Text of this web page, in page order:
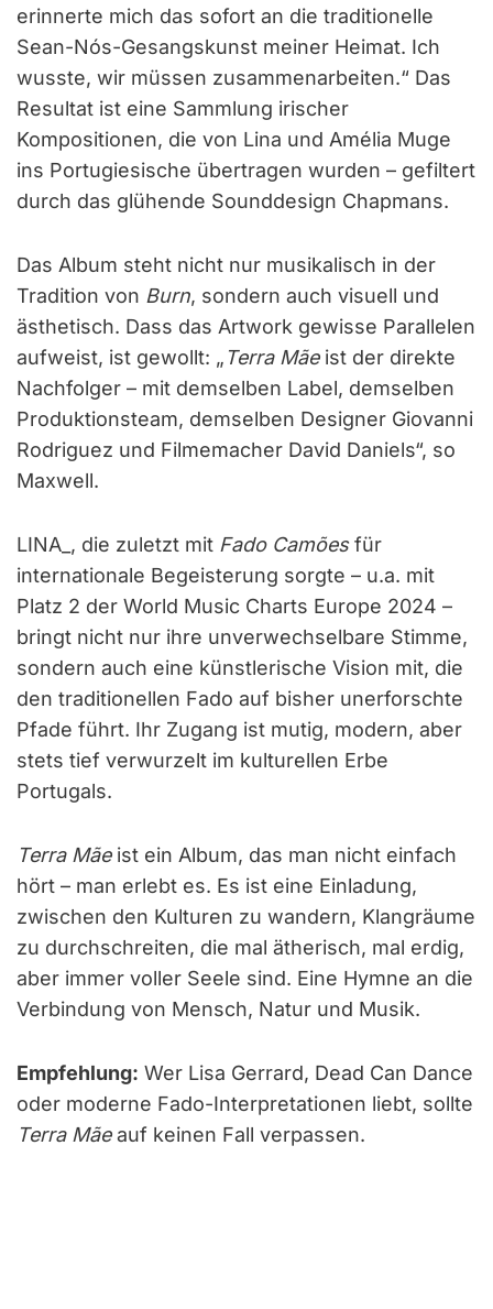
erinnerte mich das sofort an die traditionelle
Sean-Nós-Gesangskunst meiner Heimat. Ich
wusste, wir müssen zusammenarbeiten.“ Das
Resultat ist eine Sammlung irischer
Kompositionen, die von Lina und Amélia Muge
ins Portugiesische übertragen wurden – gefiltert
durch das glühende Sounddesign Chapmans.
Das Album steht nicht nur musikalisch in der
Tradition von Burn, sondern auch visuell und
ästhetisch. Dass das Artwork gewisse Parallelen
aufweist, ist gewollt: „ Terra Mãeist der direkte
Nachfolger – mit demselben Label, demselben
Produktionsteam, demselben Designer Giovanni
Rodriguez und Filmemacher David Daniels“, so
Maxwell.
LINA_, die zuletzt mit Fado Camõesfür
internationale Begeisterung sorgte – u.a. mit
Platz 2 der World Music Charts Europe 2024 –
bringt nicht nur ihre unverwechselbare Stimme,
sondern auch eine künstlerische Vision mit, die
den traditionellen Fado auf bisher unerforschte
Pfade führt. Ihr Zugang ist mutig, modern, aber
stets tief verwurzelt im kulturellen Erbe
Portugals.
Terra Mãeist ein Album, das man nicht einfach
hört – man erlebt es. Es ist eine Einladung,
zwischen den Kulturen zu wandern, Klangräume
zu durchschreiten, die mal ätherisch, mal erdig,
aber immer voller Seele sind. Eine Hymne an die
Verbindung von Mensch, Natur und Musik.
Empfehlung: Wer Lisa Gerrard, Dead Can Dance
oder moderne Fado-Interpretationen liebt, sollte
Terra Mãeauf keinen Fall verpassen.